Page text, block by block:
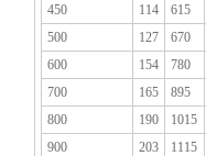
450
114
615
500
127
670
600
154
780
700
165
895
800
190
1015
900
203
1115